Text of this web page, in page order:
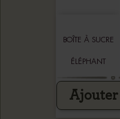
BOÎTE À SUCRE
ÉLÉPHANT
12,00 €
Ajouter